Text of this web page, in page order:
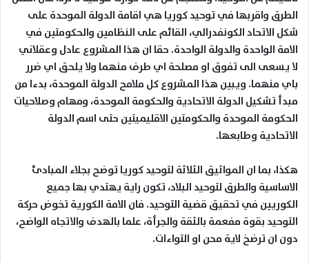
الطرق واقربها في توحيد كوريا هي اقامة الدولة الموحدة على
شكل الاتحاد الكونفدرالي، القائم على النظامين والحكومتين في
الامة الواحدة والدولة الواحدة. حقا ان هذا المشروع عادل وعقلاني
لا يسعى الى تفوق او مصلحة اي طرف منهما ولا يلحق اي ضرر
باي منهما. ويبين هذا المشروع كل ملامح الدولة الموحدة، بدءا من
مبدأ تشكيل الدولة الاتحادية والحكومة الموحدة، ومهام وصلاحيات
الحكومة الموحدة والحكومتين الاقليميتين حتى اسم الدولة
الاتحادية وطابعها.
هكذا، بما ان المواثيق الثلاثة لتوحيد كوريا توضح بجلاء المبادئ
الاساسية والطرق لتوحيد البلاد، تكون راية يهتدي بها جميع
الكوريين في تحقيق قضية التوحيد. فان الامة الكورية تخوض حركة
التوحيد بقوة مفعمة بالثقة والجرأة، علما بالهدف والاتجاه الواضح،
دون ان ترضخ لاية محن او التواءات.